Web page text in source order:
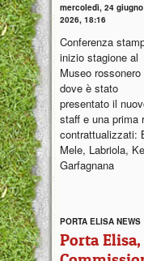
mercoledì, 24 giugno
2026, 18:16
Conferenza
inizio stagione al
Museo rossonero
dove è stato
presentato il
staff e una prima
contrattualizzati:
Mele, Labriola,
Garfagnana
PORTA ELISA NEWS
Porta